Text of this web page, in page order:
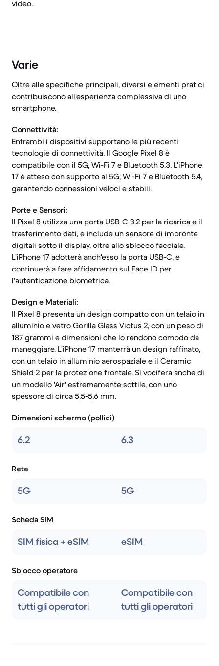
video.
Varie
Oltre alle specifiche principali, diversi elementi pratici
contribuiscono all'esperienza complessiva di uno
smartphone.
Connettività:
Entrambi i dispositivi supportano le più recenti
tecnologie di connettività. Il Google Pixel 8 è
compatibile con il 5G, Wi-Fi 7 e Bluetooth 5.3. L'iPhone
17 è atteso con supporto al 5G, Wi-Fi 7 e Bluetooth 5.4,
garantendo connessioni veloci e stabili.
Porte e Sensori:
Il Pixel 8 utilizza una porta USB-C 3.2 per la ricarica e il
trasferimento dati, e include un sensore di impronte
digitali sotto il display, oltre allo sblocco facciale.
L'iPhone 17 adotterà anch'esso la porta USB-C, e
continuerà a fare affidamento sul Face ID per
l'autenticazione biometrica.
Design e Materiali:
Il Pixel 8 presenta un design compatto con un telaio in
alluminio e vetro Gorilla Glass Victus 2, con un peso di
187 grammi e dimensioni che lo rendono comodo da
maneggiare. L'iPhone 17 manterrà un design raffinato,
con un telaio in alluminio aerospaziale e il Ceramic
Shield 2 per la protezione frontale. Si vocifera anche di
un modello 'Air' estremamente sottile, con uno
spessore di circa 5,5-5,6 mm.
Dimensioni schermo (pollici)
6.2 6.3
Rete
5G 5G
Scheda SIM
SIM fisica + eSIM eSIM
Sblocco operatore
Compatibile con
tutti gli operatori
Compatibile con
tutti gli operatori